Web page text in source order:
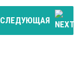
СЛЕДУЮЩАЯ